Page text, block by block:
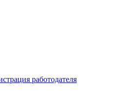
работодателя